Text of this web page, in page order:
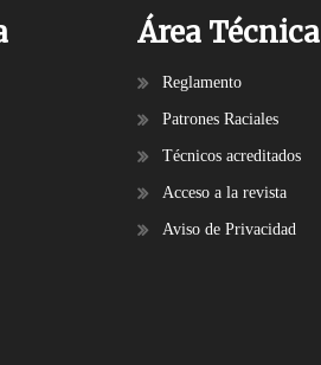
Área Técnica
Reglamento
Patrones Raciales
Técnicos acreditados
Acceso a la revista
Aviso de Privacidad